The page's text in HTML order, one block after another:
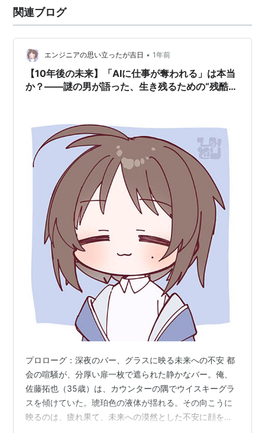
関連ブログ
エンジニアの思い立ったが吉日 • 1年前
【10年後の未来】「AIに仕事が奪われる」は本当
か？――謎の男が語った、生き残るための“残酷な
プロローグ：深夜のバー、グラスに映る未来への不安 都
会の喧騒が、分厚い扉一枚で遮られた静かなバー。俺、
佐藤拓也（35歳）は、カウンターの隅でウイスキーグラ
スを傾けていた。琥珀色の液体が揺れる。その向こうに
映るのは、疲れ果て、未来への漠然とした不安に顔を曇